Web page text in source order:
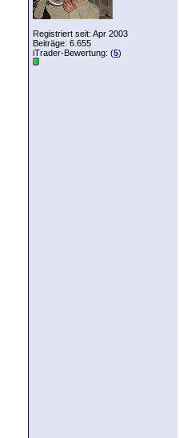
Registriert seit: Apr 2003
Beiträge: 6.655
iTrader-Bewertung: (5)